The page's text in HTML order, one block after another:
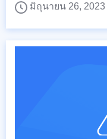
มิถุนายน 26, 2023